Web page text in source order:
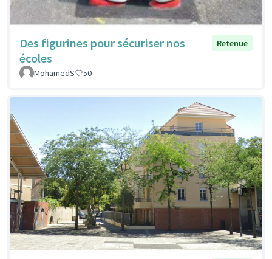
Des figurines pour sécuriser nos
écoles
Retenue
MohamedS 50